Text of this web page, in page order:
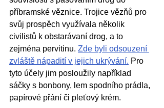
příbramské věznice. Trojice vězňů pro
svůj prospěch využívala několik
civilistů k obstarávaní drog, a to
zejména pervitinu. Zde byli odsouzení
zvláště nápadití v jejich ukrývání. Pro
tyto účely jim posloužily například
sáčky s bonbony, lem spodního prádla,
papírové přání či pleťový krém.